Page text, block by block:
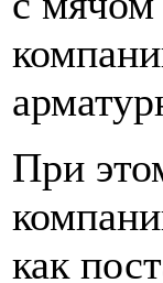
При
как